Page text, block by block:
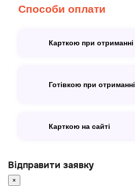
Способи оплати
Карткою при отриманні
Готівкою при отриманні
Карткою на сайті
Відправити заявку
×